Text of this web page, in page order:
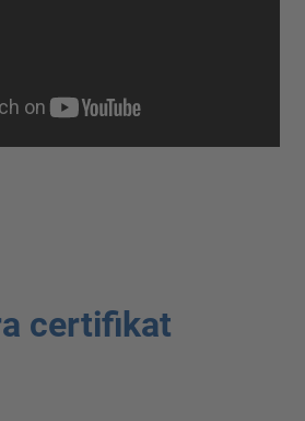
certifikat